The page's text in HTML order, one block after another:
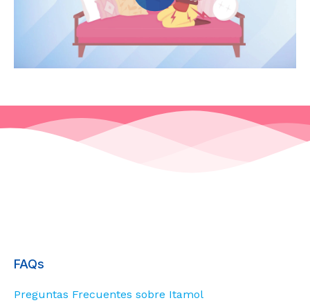
FAQs
Preguntas Frecuentes sobre Itamol